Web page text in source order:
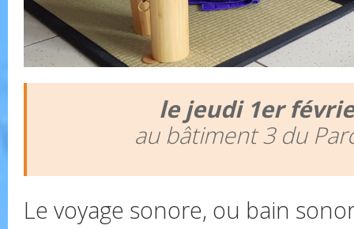
le jeudi 1er
au bâtiment 3 du
Le voyage sonore, ou bain